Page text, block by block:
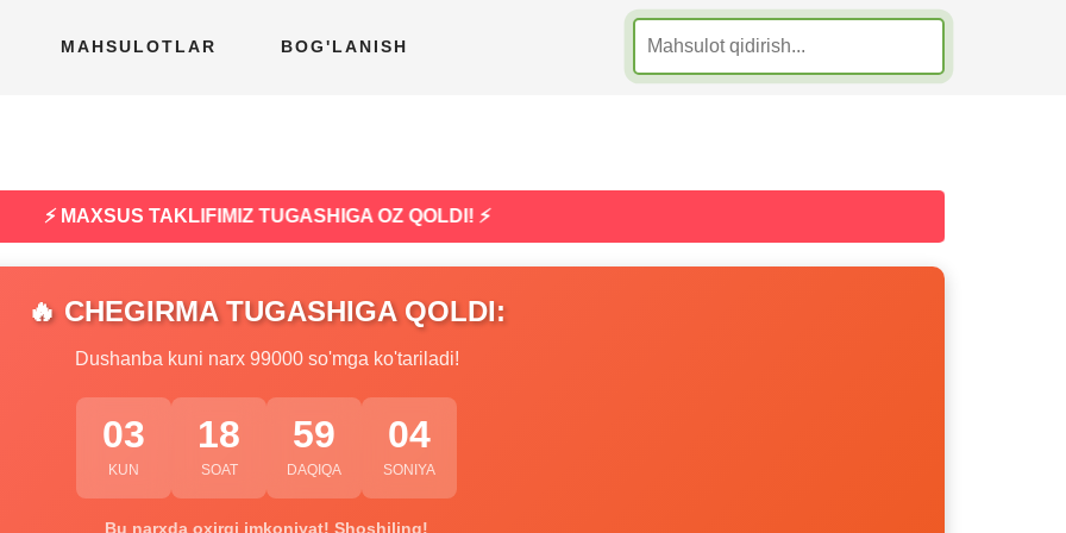
MAHSULOTLAR BOG'LANISH
⚡ MAXSUS TAKLIFIMIZ TUGASHIGA OZ QOLDI! ⚡
🔥 CHEGIRMA TUGASHIGA QOLDI:
Dushanba kuni narx 99000 so'mga ko'tariladi!
03
KUN
18
SOAT
59
DAQIQA
03
SONIYA
Bu narxda oxirgi imkoniyat! Shoshiling!